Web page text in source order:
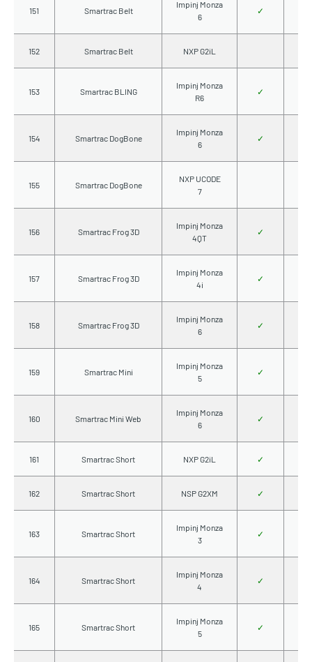
151 Smartrac Belt
Impinj Monza
6
✓
152 Smartrac Belt NXP G2iL
153 Smartrac BLING
Impinj Monza
R6
✓
154 Smartrac DogBone
Impinj Monza
6
✓
155 Smartrac DogBone
NXP UCODE
7
156 Smartrac Frog 3D
Impinj Monza
4QT
✓
157 Smartrac Frog 3D
Impinj Monza
4i
✓
158 Smartrac Frog 3D
Impinj Monza
6
✓
159 Smartrac Mini
Impinj Monza
5
✓
160 Smartrac Mini Web
Impinj Monza
6
✓
161 Smartrac Short NXP G2iL ✓
162 Smartrac Short NSP G2XM ✓
163 Smartrac Short
Impinj Monza
3
✓
164 Smartrac Short
Impinj Monza
4
✓
165 Smartrac Short
Impinj Monza
5
✓